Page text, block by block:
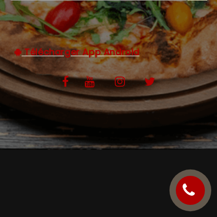
C.G.V
Télécharger App Android